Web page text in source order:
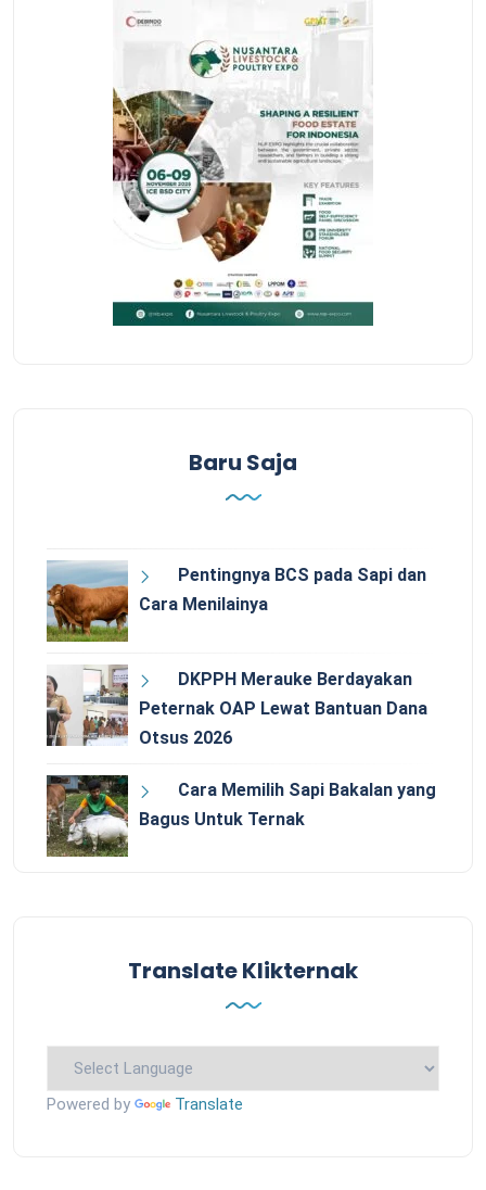
Baru Saja
Pentingnya BCS pada Sapi dan
Cara Menilainya
DKPPH Merauke Berdayakan
Peternak OAP Lewat Bantuan Dana
Otsus 2026
Cara Memilih Sapi Bakalan yang
Bagus Untuk Ternak
Translate Klikternak
Powered by Translate